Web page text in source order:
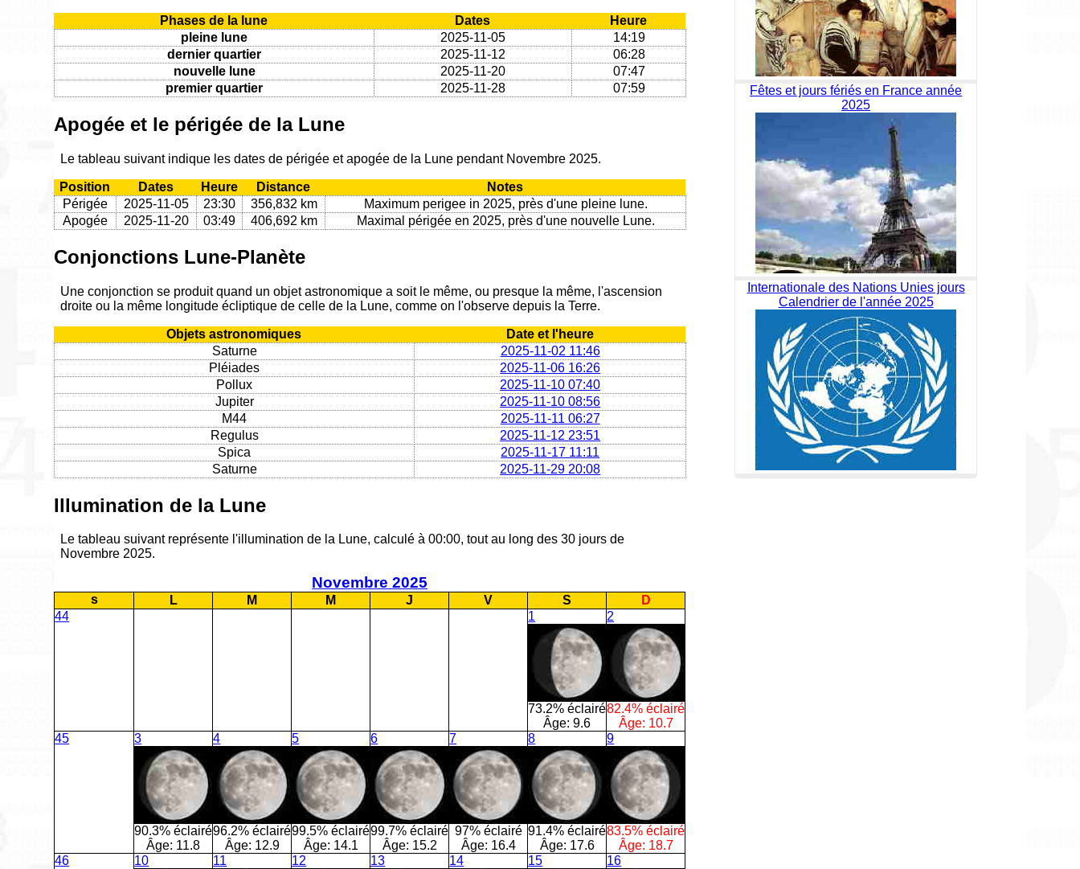
Phases de la lune Dates
Heure
pleine lune
2025-11-05
14:19
dernier quartier
2025-11-12
06:28
nouvelle lune
2025-11-20
07:47
premier quartier
2025-11-28 07:59
Apogée et le périgée de la Lune
Le tableau suivant indique les dates de périgée et apogée de la Lune pendant Novembre 2025.
Position Dates Heure Distance
Notes
Périgée
2025-11-05 23:30 356,832 km
Maximum perigee in 2025, près d'une pleine lune.
Apogée
2025-11-20 03:49 406,692 km Maximal périgée en 2025, près d'une nouvelle Lune.
Conjonctions Lune-Planète
Une conjonction se produit quand un objet astronomique a soit le même, ou presque la même, l'ascension
droite ou la même longitude écliptique de celle de la Lune, comme on l'observe depuis la Terre.
Objets astronomiques
Date et l'heure
Saturne
2025-11-02 11:46
Pléiades
2025-11-06 16:26
Pollux
2025-11-10 07:40
Jupiter
2025-11-10 08:56
M44
2025-11-11 06:27
Regulus
2025-11-12 23:51
Spica
2025-11-17 11:11
Saturne
2025-11-29 20:08
Illumination de la Lune
Le tableau suivant représente l'illumination de la Lune, calculé à 00:00, tout au long des 30 jours de
Novembre 2025.
Novembre 2025
s L M M J V S
D
44
1
73.2% éclairé
Âge: 9.6
2
82.4% éclairé
Âge: 10.7
45
3
90.3% éclairé
Âge: 11.8
4
96.2% éclairé
Âge: 12.9
5
99.5% éclairé
Âge: 14.1
6
99.7% éclairé
Âge: 15.2
7
97% éclairé
Âge: 16.4
8
91.4% éclairé
Âge: 17.6
9
83.5% éclairé
Âge: 18.7
46
10 11 12 13 14 15 16
Fêtes et jours fériés en France année
2025
Internationale des Nations Unies jours
Calendrier de l'année 2025